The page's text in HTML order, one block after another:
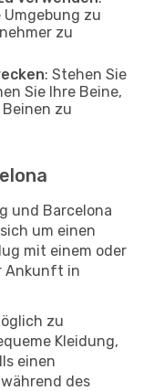
zu
zu
: Stehen Sie
Sie Ihre Beine,
zu
und Barcelona
um einen
mit einem oder
Ankunft in
zu
Kleidung,
einen
des